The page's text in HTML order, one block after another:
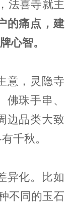
法喜寺就主
的痛点，建
心智。
意，灵隐寺
珠手串、
边品类大致
千秋。
异化。比如
不同的玉石